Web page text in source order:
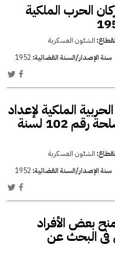
الحرب الملكية
الشئون العسكرية
سنة الإصدار/السنة القضائية: 1952
الملكية لإعداد
ضباط القوات المسلحة رقم 102 لسنة
الشئون العسكرية
سنة الإصدار/السنة القضائية: 1952
بعض الأفراد
فى البحث عن